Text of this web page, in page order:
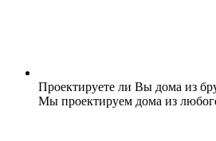
Проектируете ли Вы дома из
Мы проектируем дома из